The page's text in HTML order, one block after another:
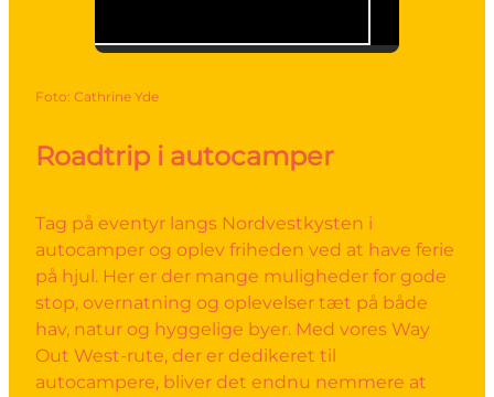
Foto: Cathrine Yde
Roadtrip i autocamper
Tag på eventyr langs Nordvestkysten i
autocamper og oplev friheden ved at have ferie
på hjul. Her er der mange muligheder for gode
stop, overnatning og oplevelser tæt på både
hav, natur og hyggelige byer. Med vores Way
Out West-rute, der er dedikeret til
autocampere, bliver det endnu nemmere at